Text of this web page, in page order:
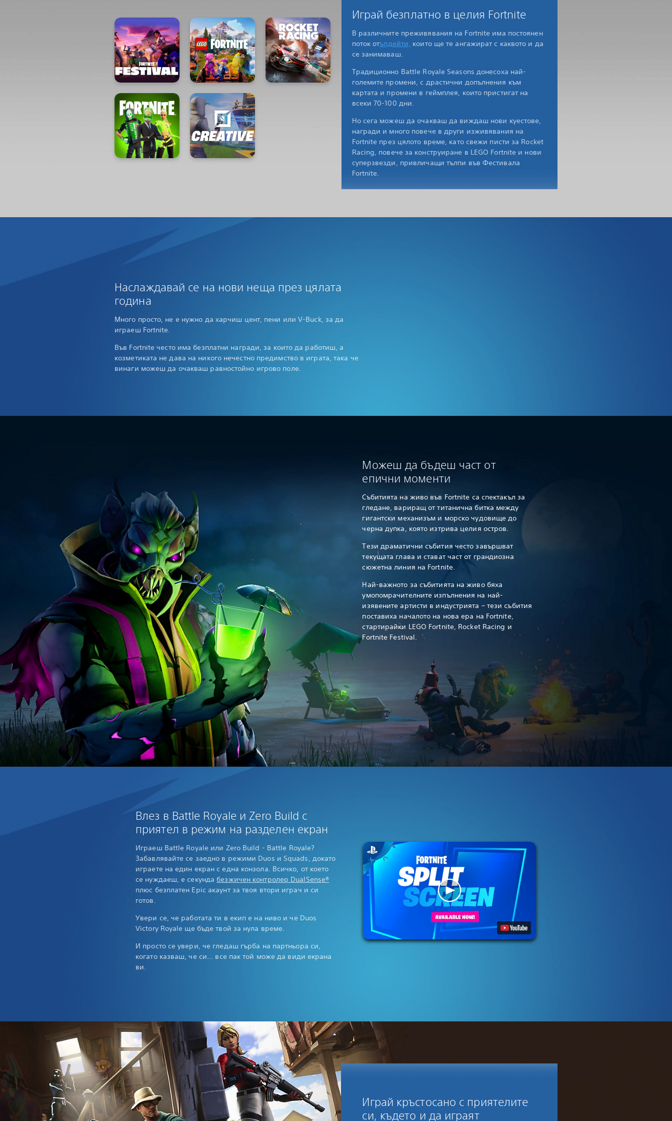
Играй безплатно в целия Fortnite
В различните преживявания на Fortnite има постоянен
поток отъпдейти, които ще те ангажират с каквото и да
се занимаваш.
Традиционно Battle Royale Seasons донесоха най-
големите промени, с драстични допълнения към
картата и промени в геймплея, които пристигат на
всеки 70-100 дни.
Но сега можеш да очакваш да виждаш нови куестове,
награди и много повече в други изживявания на
Fortnite през цялото време, като свежи писти за Rocket
Racing, повече за конструиране в LEGO Fortnite и нови
суперзвезди, привличащи тълпи във Фестивала
Fortnite.
Наслаждавай се на нови неща през цялата
година
Много просто, не е нужно да харчиш цент, пени или V-Buck, за да
играеш Fortnite.
Във Fortnite често има безплатни награди, за които да работиш, а
козметиката не дава на никого нечестно предимство в играта, така че
винаги можеш да очакваш равностойно игрово поле.
Можеш да бъдеш част от
епични моменти
Събитията на живо във Fortnite са спектакъл за
гледане, вариращ от титанична битка между
гигантски механизъм и морско чудовище до
черна дупка, която изтрива целия остров.
Тези драматични събития често завършват
текущата глава и стават част от грандиозна
сюжетна линия на Fortnite.
Най-важното за събитията на живо бяха
умопомрачителните изпълнения на най-
изявените артисти в индустрията – тези събития
поставиха началото на нова ера на Fortnite,
стартирайки LEGO Fortnite, Rocket Racing и
Fortnite Festival.
Влез в Battle Royale и Zero Build с
приятел в режим на разделен екран
Играеш Battle Royale или Zero Build - Battle Royale?
Забавлявайте се заедно в режими Duos и Squads, докато
играете на един екран с една конзола. Всичко, от което
се нуждаеш, е секунда безжичен контролер DualSense®
плюс безплатен Epic акаунт за твоя втори играч и си
готов.
Увери се, че работата ти в екип е на ниво и че Duos
Victory Royale ще бъде твой за нула време.
И просто се увери, че гледаш гърба на партньора си,
когато казваш, че си... все пак той може да види екрана
ви.
Играй кръстосано с приятелите
си, където и да играят